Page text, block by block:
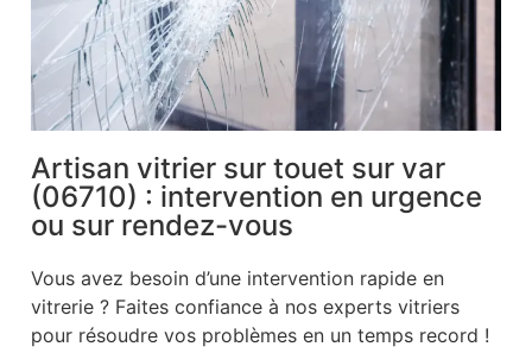
Artisan vitrier sur touet sur var
(06710) : intervention en urgence
ou sur rendez-vous
Vous avez besoin d’une intervention rapide en
vitrerie ? Faites confiance à nos experts vitriers
pour résoudre vos problèmes en un temps record !